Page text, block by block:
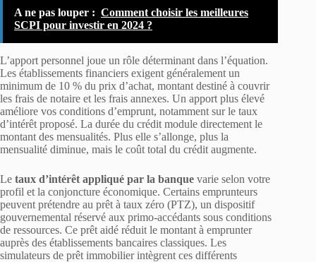
A ne pas louper : Comment choisir les meilleures
SCPI pour investir en 2024 ?
L’apport personnel joue un rôle déterminant dans l’équation.
Les établissements financiers exigent généralement un
minimum de 10 % du prix d’achat, montant destiné à couvrir
les frais de notaire et les frais annexes. Un apport plus élevé
améliore vos conditions d’emprunt, notamment sur le taux
d’intérêt proposé. La durée du crédit module directement le
montant des mensualités. Plus elle s’allonge, plus la
mensualité diminue, mais le coût total du crédit augmente.
Le taux d’intérêt appliqué par la banque varie selon votre
profil et la conjoncture économique. Certains emprunteurs
peuvent prétendre au prêt à taux zéro (PTZ), un dispositif
gouvernemental réservé aux primo-accédants sous conditions
de ressources. Ce prêt aidé réduit le montant à emprunter
auprès des établissements bancaires classiques. Les
simulateurs de prêt immobilier intègrent ces différents